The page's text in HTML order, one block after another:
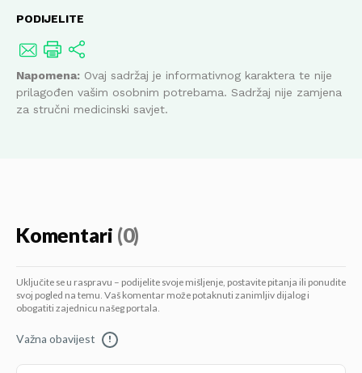
PODIJELITE
Napomena: Ovaj sadržaj je informativnog karaktera te nije
prilagođen vašim osobnim potrebama. Sadržaj nije zamjena
za stručni medicinski savjet.
Komentari (0)
Uključite se u raspravu – podijelite svoje mišljenje, postavite pitanja ili ponudite
svoj pogled na temu. Vaš komentar može potaknuti zanimljiv dijalog i
obogatiti zajednicu našeg portala.
Važna obavijest !